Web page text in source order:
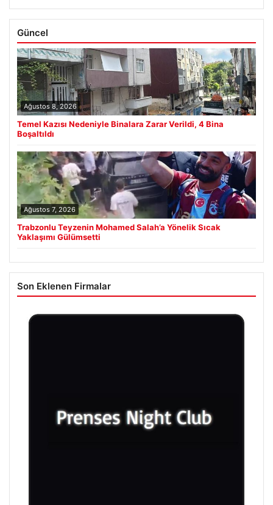
Güncel
Ağustos 8, 2026
Temel Kazısı Nedeniyle Binalara Zarar Verildi, 4 Bina
Boşaltıldı
Ağustos 7, 2026
Trabzonlu Teyzenin Mohamed Salah’a Yönelik Sıcak
Yaklaşımı Gülümsetti
Son Eklenen Firmalar